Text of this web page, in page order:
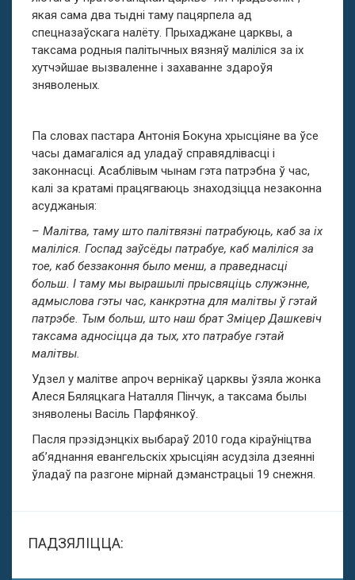
якая сама два тыдні таму пацярпела ад
спецназаўскага налёту. Прыхаджане царквы, а
таксама родныя палітычных вязняў маліліся за іх
хутчэйшае вызваленне і захаванне здароўя
зняволеных.
Па словах пастара Антонія Бокуна хрысціяне ва ўсе
часы дамагаліся ад уладаў справядлівасці і
законнасці. Асаблівым чынам гэта патрэбна ў час,
калі за кратамі працягваюць знаходзіцца незаконна
асуджаныя:
– Малітва, таму што палітвязні патрабуюць, каб за іх
маліліся. Госпад заўсёды патрабуе, каб маліліся за
тое, каб беззаконня было менш, а праведнасці
больш. І таму мы вырашылі прысвяціць служэнне,
адмыслова гэты час, канкрэтна для малітвы ў гэтай
патрэбе. Тым больш, што наш брат Зміцер Дашкевіч
таксама адносіцца да тых, хто патрабуе гэтай
малітвы.
Удзел у малітве апроч вернікаў царквы ўзяла жонка
Алеся Бяляцкага Наталля Пінчук, а таксама былы
зняволены Васіль Парфянкоў.
Пасля прэзідэнцкіх выбараў 2010 года кіраўніцтва
аб’яднання евангельскіх хрысціян асудзіла дзеянні
ўладаў па разгоне мірнай дэманстрацыі 19 снежня.
ПАДЗЯЛІЦЦА: